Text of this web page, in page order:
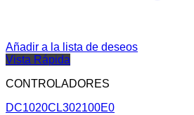
Añadir a la lista de deseos
Vista Rápida
CONTROLADORES
DC1020CL302100E0